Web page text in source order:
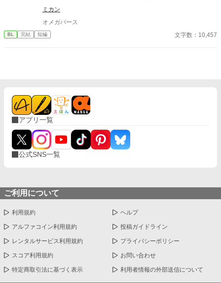
ミカン
オメガバース
BL 完結 短編 文字数：10,457
アプリ一覧
公式SNS一覧
ご利用について
利用規約 ヘルプ
アルファコイン利用規約 投稿ガイドライン
レンタルサービス利用規約 プライバシーポリシー
スコア利用規約 お問い合わせ
特定商取引法に基づく表示 利用者情報の外部送信について